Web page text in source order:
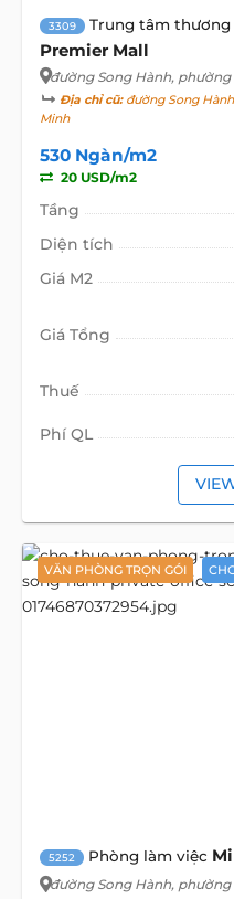
3309 Trung tâm thương
Premier Mall
đường Song Hành, phường
Địa chỉ cũ:đường Song
Minh
530 Ngàn/m2
20 USD/m2
Tầng
Diện tích
Giá M2
Giá Tổng
Thuế
Phí QL
VĂN PHÒNG TRỌN GÓI
5252 Phòng làm việc
đường Song Hành, phường